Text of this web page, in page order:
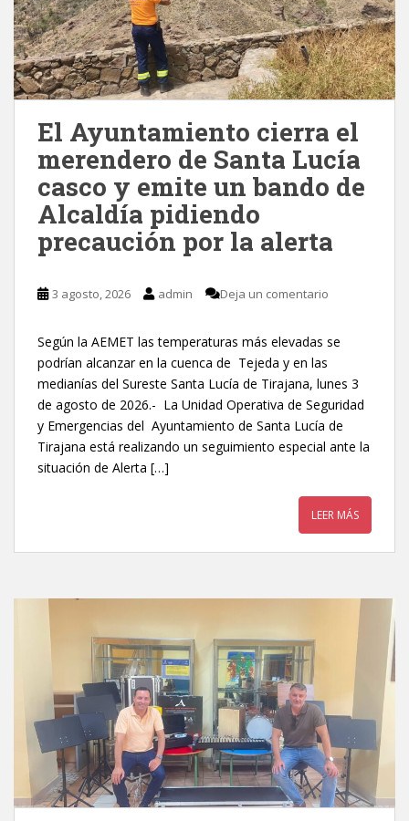
El Ayuntamiento cierra el
merendero de Santa Lucía
casco y emite un bando de
Alcaldía pidiendo
precaución por la alerta
3 agosto, 2026 admin Deja un comentario
Según la AEMET las temperaturas más elevadas se
podrían alcanzar en la cuenca de Tejeda y en las
medianías del Sureste Santa Lucía de Tirajana, lunes 3
de agosto de 2026.- La Unidad Operativa de Seguridad
y Emergencias del Ayuntamiento de Santa Lucía de
Tirajana está realizando un seguimiento especial ante la
situación de Alerta […]
LEER MÁS